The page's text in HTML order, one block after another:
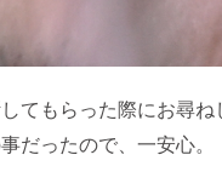
てもらった際にお尋
だったので、一安心。